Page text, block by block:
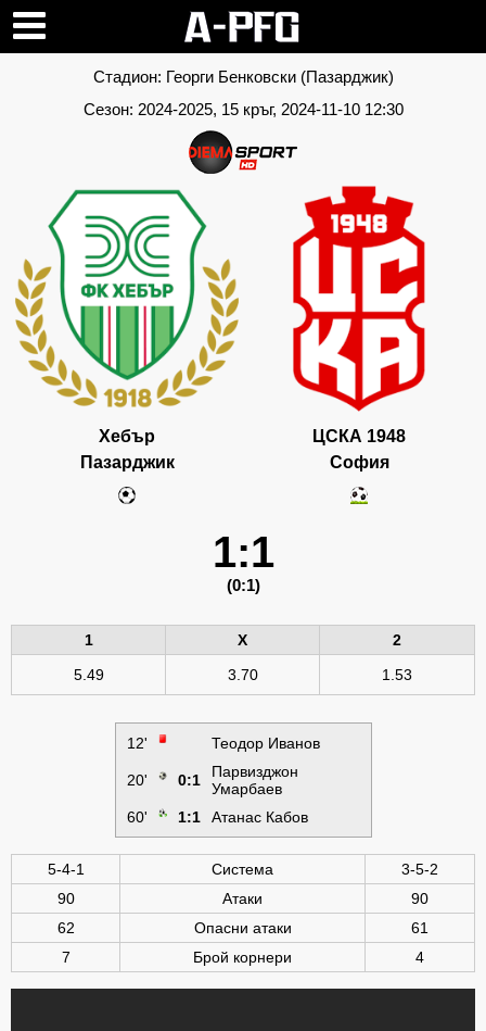
Стадион: Георги Бенковски (Пазарджик)
Сезон: 2024-2025, 15 кръг, 2024-11-10 12:30
Хебър
Пазарджик
ЦСКА 1948
София
1:1
(0:1)
1 X
2
5.49
3.70 1.53
12' Теодор Иванов
20' 0:1
Парвизджон
Умарбаев
60'
1:1 Атанас Кабов
5-4-1 Система
3-5-2
90
Атаки
90
62
Опасни атаки
61
7
Брой корнери 4